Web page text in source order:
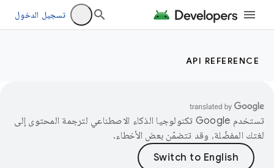
تسجيل الدخول
API REFERENCE
تستخدم Google تكنولوجيا الذكاء الاصطناعي لترجمة المحتوى إلى
لغتك المفضّلة، وقد تتضمّن بعض الأخطاء.